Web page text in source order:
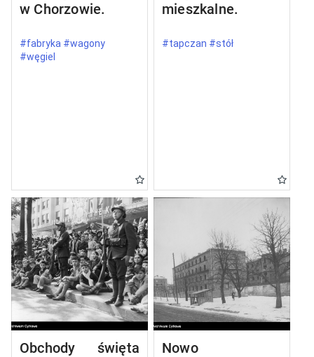
w Chorzowie.
#fabryka #wagony
#węgiel
mieszkalne.
#tapczan #stół
Obchody święta
Nowo